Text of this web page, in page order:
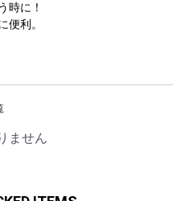
時に！
便利。
ません